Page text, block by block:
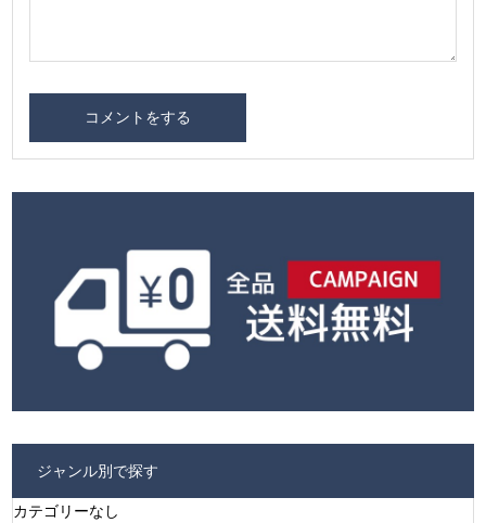
ジャンル別で探す
カテゴリーなし